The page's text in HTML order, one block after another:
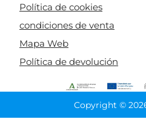
Política de cookies
condiciones de venta
Mapa Web
Política de devolución
Copyright ©